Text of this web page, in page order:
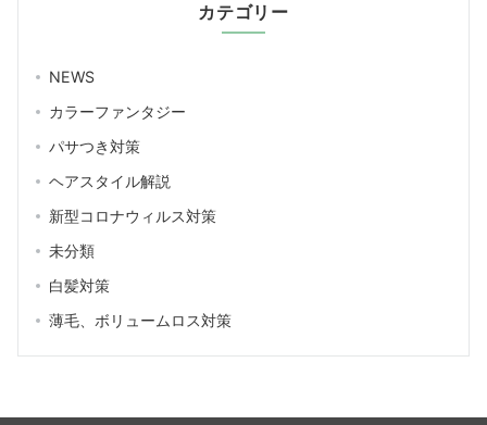
カテゴリー
NEWS
カラーファンタジー
パサつき対策
ヘアスタイル解説
新型コロナウィルス対策
未分類
白髪対策
薄毛、ボリュームロス対策